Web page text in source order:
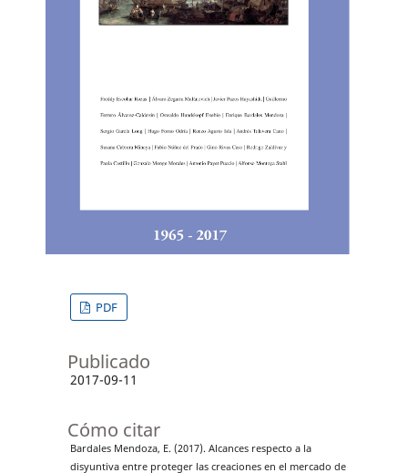
PDF
Publicado
2017-09-11
Cómo citar
Bardales Mendoza, E. (2017). Alcances respecto a la
disyuntiva entre proteger las creaciones en el mercado de